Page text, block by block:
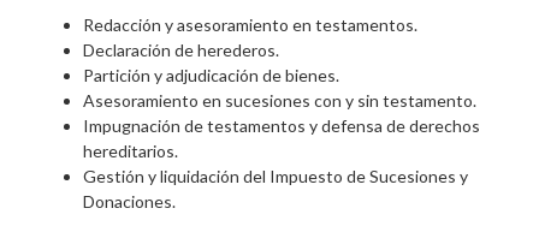
Redacción y asesoramiento en testamentos.
Declaración de herederos.
Partición y adjudicación de bienes.
Asesoramiento en sucesiones con y sin testamento.
Impugnación de testamentos y defensa de derechos
hereditarios.
Gestión y liquidación del Impuesto de Sucesiones y
Donaciones.